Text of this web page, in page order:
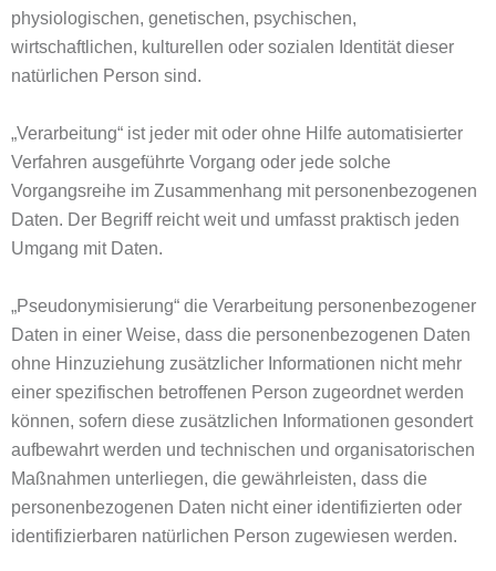
physiologischen, genetischen, psychischen,
wirtschaftlichen, kulturellen oder sozialen Identität dieser
natürlichen Person sind.
„Verarbeitung“ ist jeder mit oder ohne Hilfe automatisierter
Verfahren ausgeführte Vorgang oder jede solche
Vorgangsreihe im Zusammenhang mit personenbezogenen
Daten. Der Begriff reicht weit und umfasst praktisch jeden
Umgang mit Daten.
„Pseudonymisierung“ die Verarbeitung personenbezogener
Daten in einer Weise, dass die personenbezogenen Daten
ohne Hinzuziehung zusätzlicher Informationen nicht mehr
einer spezifischen betroffenen Person zugeordnet werden
können, sofern diese zusätzlichen Informationen gesondert
aufbewahrt werden und technischen und organisatorischen
Maßnahmen unterliegen, die gewährleisten, dass die
personenbezogenen Daten nicht einer identifizierten oder
identifizierbaren natürlichen Person zugewiesen werden.